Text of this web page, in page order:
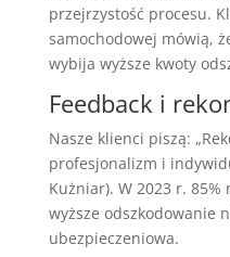
przejrzystość procesu.
samochodowej mówią,
wybija wyższe kwoty
Feedback i
Nasze klienci piszą:
profesjonalizm i
Kużniar). W 2023 r. 85%
wyższe odszkodowanie
ubezpieczeniowa.